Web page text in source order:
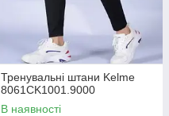
Тренувальні штани Kelme
8061CK1001.9000
В наявності